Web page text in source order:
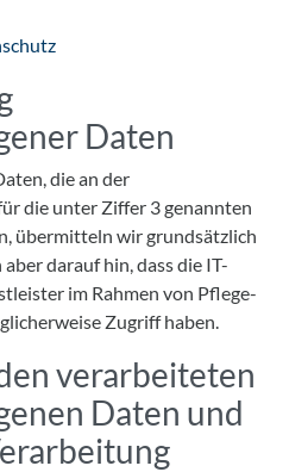
Daten
die an der
die unter Ziffer 3 genannten
übermitteln wir grundsätzlich
darauf hin, dass die IT-
im Rahmen von Pflege-
Zugriff haben.
verarbeiteten
Daten und